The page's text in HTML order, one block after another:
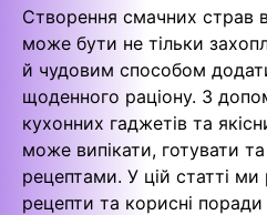
Створення смачних страв
може бути не тільки
й чудовим способом
щоденного раціону. З
кухонних гаджетів та
може випікати, готувати
рецептами. У цій статті ми
рецепти та корисні поради